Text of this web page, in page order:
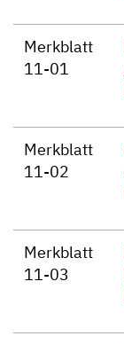
Merkblatt
11-01
Merkblatt
11-02
Merkblatt
11-03